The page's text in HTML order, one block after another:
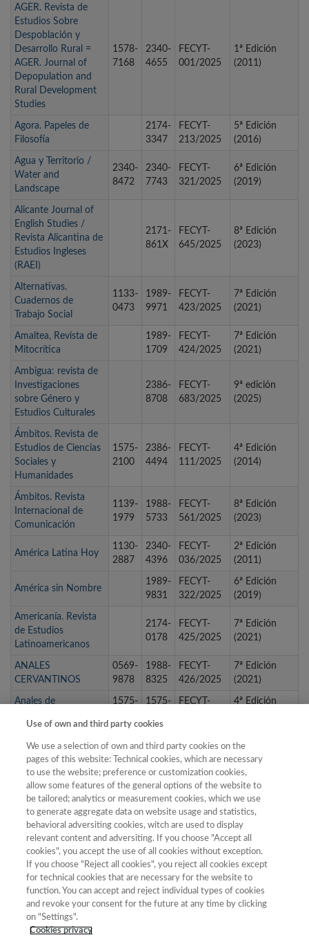
AGER. Revista de
Estudios Sobre
Despoblación y
Desarrollo Rural =
AGER. Journal of
Depopulation and
Rural Development
Studies
1578-
7168
2340-
4655
FECYT-
001/2025
1ª Edición
(2011)
Agora. Papeles de
Filosofía
2174-
3347
FECYT-
213/2025
5ª Edición
(2016)
Agua y Territorio /
Water and
Landscape
2340-
8472
2340-
7743
FECYT-
321/2025
6ª Edición
(2019)
Alicante Journal of
English Studies /
Revista Alicantina de
Estudios Ingleses
(RAEI)
2171-
861X
FECYT-
645/2025
8ª Edición
(2023)
Alternativas.
Cuadernos de
Trabajo Social
1133-
0473
1989-
9971
FECYT-
423/2025
7ª Edición
(2021)
Amaltea, Revista de
Mitocrítica
1989-
1709
FECYT-
424/2025
7ª Edición
(2021)
Ambigua: revista de
Investigaciones
sobre Género y
Estudios Culturales
2386-
8708
FECYT-
683/2025
9ª edición
(2025)
Ámbitos. Revista de
Estudios de Ciencias
Sociales y
Humanidades
1575-
2100
2386-
4494
FECYT-
111/2025
4ª Edición
(2014)
Ámbitos. Revista
Internacional de
Comunicación
1139-
1979
1988-
5733
FECYT-
561/2025
8ª Edición
(2023)
América Latina Hoy
1130-
2887
2340-
4396
FECYT-
036/2025
2ª Edición
(2011)
América sin Nombre
1989-
9831
FECYT-
322/2025
6ª Edición
(2019)
Americanía. Revista
de Estudios
Latinoamericanos
2174-
0178
FECYT-
425/2025
7ª Edición
(2021)
ANALES
CERVANTINOS
0569-
9878
1988-
8325
FECYT-
426/2025
7ª Edición
(2021)
Anales de
1575-
1575-
FECYT-
4ª Edición
Francesa
2958
4678
323/2025
(2019)
Anales de Geografía
de la Universidad
Complutense
9803
080/2025
3ª Edición
Anales de Historia
del Arte
0214-
6452
1988-
2491
FECYT-
427/2025
7ª Edición
(2021)
2 3 6 7 8 9 …
siguiente › última »
Use of own and third party cookies
We use a selection of own and third party cookies on the
pages of this website: Technical cookies, which are necessary
to use the website; preference or customization cookies,
allow some features of the general options of the website to
be tailored; analytics or measurement cookies, which we use
to generate aggregate data on website usage and statistics,
behavioral adversiting cookies, witch are used to display
relevant content and adversiting. If you choose "Accept all
cookies", you accept the use of all cookies without exception.
If you choose "Reject all cookies", you reject all cookies except
for technical cookies that are necessary for the website to
function. You can accept and reject individual types of cookies
and revoke your consent for the future at any time by clicking
on "Settings".
Cookies privacy